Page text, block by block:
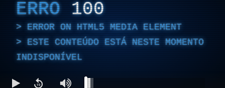
ERRO 100
ERROR ON HTML5 MEDIA ELEMENT
ESTE CONTEÚDO ESTÁ NESTE MOMENTO
INDISPONÍVEL